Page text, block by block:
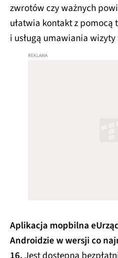
zwrotów czy ważnych
ułatwia kontakt z pomocą
i usługą umawiania
Aplikacja mopbilna
Androidzie w wersji co
16.Jest dostępna